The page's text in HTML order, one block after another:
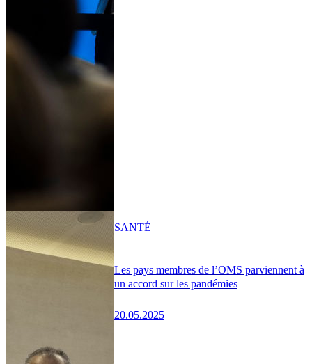
Les pays membres de l’OMS parviennent à
un accord sur les pandémies
20.05.2025
SANTÉ